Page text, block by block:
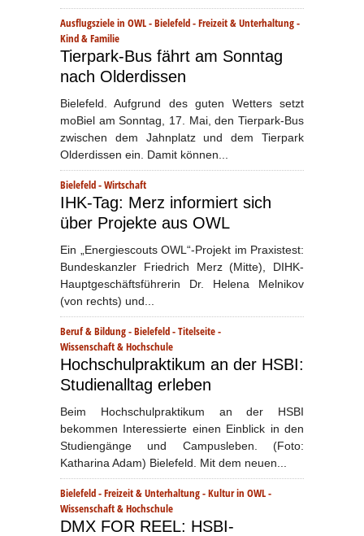
Ausflugsziele in OWL-Bielefeld-Freizeit & Unterhaltung-
Kind & Familie
Tierpark-Bus fährt am Sonntag
nach Olderdissen
Bielefeld. Aufgrund des guten Wetters setzt
moBiel am Sonntag, 17. Mai, den Tierpark-Bus
zwischen dem Jahnplatz und dem Tierpark
Olderdissen ein. Damit können...
Bielefeld-Wirtschaft
IHK-Tag: Merz informiert sich
über Projekte aus OWL
Ein „Energiescouts OWL“-Projekt im Praxistest:
Bundeskanzler Friedrich Merz (Mitte), DIHK-
Hauptgeschäftsführerin Dr. Helena Melnikov
(von rechts) und...
Beruf & Bildung-Bielefeld-Titelseite-
Wissenschaft & Hochschule
Hochschulpraktikum an der HSBI:
Studienalltag erleben
Beim Hochschulpraktikum an der HSBI
bekommen Interessierte einen Einblick in den
Studiengänge und Campusleben. (Foto:
Katharina Adam) Bielefeld. Mit dem neuen...
Bielefeld-Freizeit & Unterhaltung-Kultur in OWL-
Wissenschaft & Hochschule
DMX FOR REEL: HSBI-